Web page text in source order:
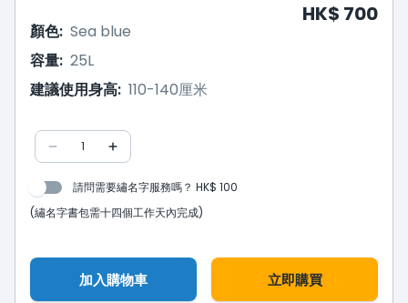
HK$ 700
顏色: Sea blue
容量: 25L
建議使用身高: 110-140厘米
1
請問需要繡名字服務嗎？ HK$ 100
(繡名字書包需十四個工作天內完成)
加入購物車 立即購買